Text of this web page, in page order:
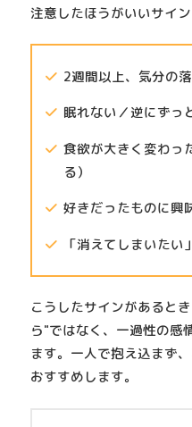
注意したほうがいいサイン
2週間以上、気分の
眠れない／逆にずっ
食欲が大きく変わっ
る）
好きだったものに興
「消えてしまいた
こうしたサインがあると
ら"ではなく、一過性の感
ます。一人で抱え込まず
おすすめします。